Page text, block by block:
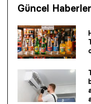
Güncel Haberler